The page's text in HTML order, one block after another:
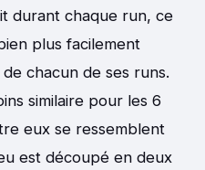
durant chaque run, ce
plus facilement
chacun de ses runs.
similaire pour les 6
eux se ressemblent
est découpé en deux